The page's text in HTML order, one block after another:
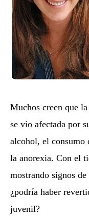
Muchos creen que
se vio afectada por
alcohol, el consumo
la anorexia. Con el
mostrando signos
¿podría haber
juvenil?